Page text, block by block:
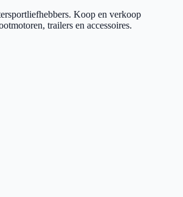
Koop en verkoop
trailers en accessoires.